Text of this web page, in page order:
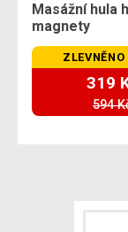
Masážní hula
magnety
319
594